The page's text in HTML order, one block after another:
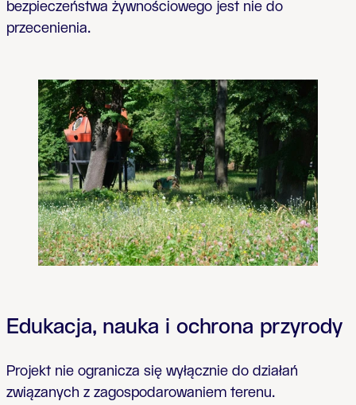
bezpieczeństwa żywnościowego jest nie do
przecenienia.
Edukacja, nauka i ochrona przyrody
Projekt nie ogranicza się wyłącznie do działań
związanych z zagospodarowaniem terenu.